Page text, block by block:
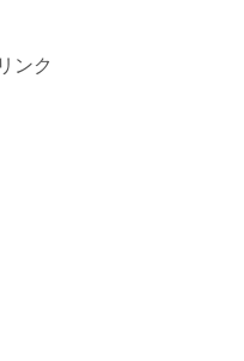
掲載しています。
ンク